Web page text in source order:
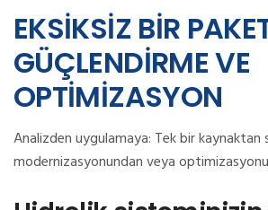
EKSİKSİZ BİR
GÜÇLENDİRME VE
OPTİMİZASYON
Analizden uygulamaya: Tek bir kaynaktan
modernizasyonundan veya